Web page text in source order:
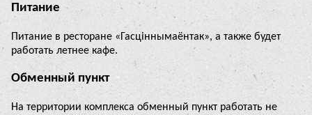
Питание
Питание в ресторане «Гасцiннымаёнтак», а также будет
работать летнее кафе.
Обменный пункт
На территории комплекса обменный пункт работать не